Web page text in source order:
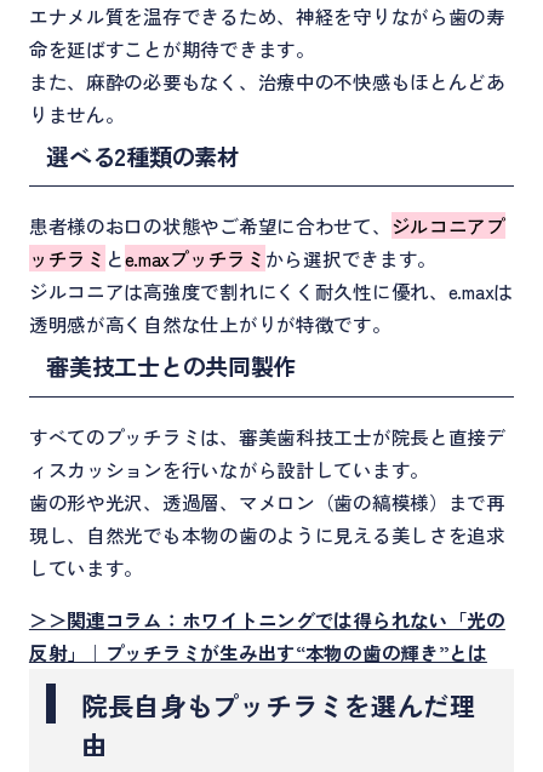
エナメル質を温存できるため、神経を守りながら歯の寿
命を延ばすことが期待できます。
また、麻酔の必要もなく、治療中の不快感もほとんどあ
りません。
選べる2種類の素材
患者様のお口の状態やご希望に合わせて、 ジルコニアプ
ッチラミ とe.maxプッチラミ から選択できます。
ジルコニアは高強度で割れにくく耐久性に優れ、e.maxは
透明感が高く自然な仕上がりが特徴です。
審美技工士との共同製作
すべてのプッチラミは、審美歯科技工士が院長と直接デ
ィスカッションを行いながら設計しています。
歯の形や光沢、透過層、マメロン（歯の縞模様）まで再
現し、自然光でも本物の歯のように見える美しさを追求
しています。
＞＞関連コラム：ホワイトニングでは得られない「光の
反射」｜プッチラミが生み出す“本物の歯の輝き”とは
院長自身もプッチラミを選んだ理
由